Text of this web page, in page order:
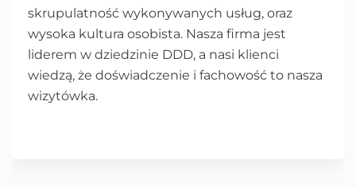
skrupulatność wykonywanych usług, oraz
wysoka kultura osobista. Nasza firma jest
liderem w dziedzinie DDD, a nasi klienci
wiedzą, że doświadczenie i fachowość to nasza
wizytówka.